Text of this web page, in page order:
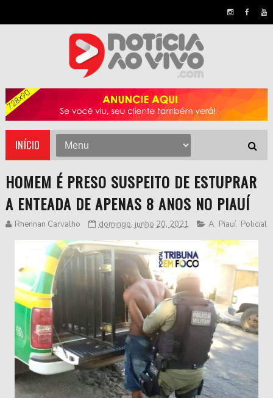
INÍCIO
HOMEM É PRESO SUSPEITO DE ESTUPRAR
A ENTEADA DE APENAS 8 ANOS NO PIAUÍ
Rhennan Carvalho domingo, junho 20, 2021 A, Piauí, Policial